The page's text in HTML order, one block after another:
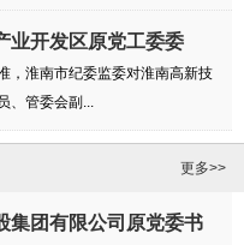
业开发区原党工委委
，淮南市纪委监委对淮南高新技
、管委会副...
更多>>
集团有限公司原党委书